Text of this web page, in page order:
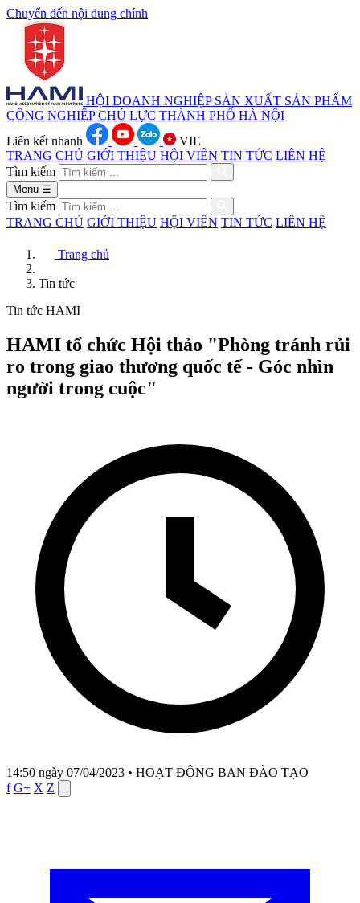
Chuyển đến nội dung chính
HỘI DOANH NGHIỆP SẢN XUẤT SẢN PHẨM
CÔNG NGHIỆP CHỦ LỰC THÀNH PHỐ HÀ NỘI
Liên kết nhanh
VIE
TRANG CHỦ GIỚI THIỆU HỘI VIÊN TIN TỨC LIÊN HỆ
Tìm kiếm
Menu ☰
Tìm kiếm
TRANG CHỦ GIỚI THIỆU HỘI VIÊN TIN TỨC LIÊN HỆ
Trang chủ
Tin tức
Tin tức HAMI
HAMI tổ chức Hội thảo "Phòng tránh rủi
ro trong giao thương quốc tế - Góc nhìn
người trong cuộc"
14:50 ngày 07/04/2023 • HOẠT ĐỘNG BAN ĐÀO TẠO
f G+ X Z